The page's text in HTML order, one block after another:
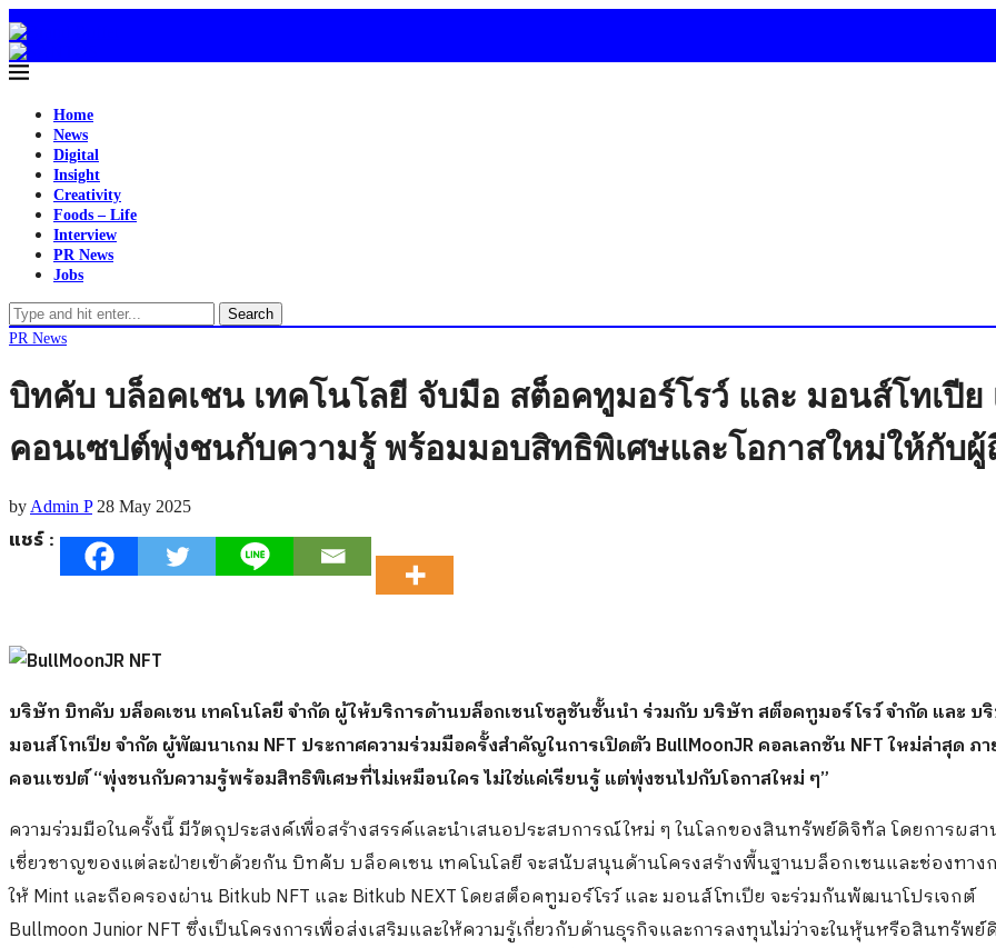
Home
News
Digital
Insight
Creativity
Foods – Life
Interview
PR News
Jobs
Search
PR News
บิทคับ บล็อคเชน เทคโนโลยี จับมือ สต็อคทูมอร์โรว์ และ มอนส์โทเปีย
คอนเซปต์พุ่งชนกับความรู้ พร้อมมอบสิทธิพิเศษและโอกาสใหม่ให้กับผู้
by Admin P 28 May 2025
แชร์ :
บริษัท บิทคับ บล็อคเชน เทคโนโลยี จำกัด ผู้ให้บริการด้านบล็อกเชนโซลูชันชั้นนำ ร่วมกับ บริษัท สต็อคทูมอร์โรว์ จำกัด และ บ
มอนส์โทเปีย จำกัด ผู้พัฒนาเกม NFT ประกาศความร่วมมือครั้งสำคัญในการเปิดตัว BullMoonJR คอลเลกชัน NFT ใหม่ล่าสุด ภา
คอนเซปต์ “พุ่งชนกับความรู้พร้อมสิทธิพิเศษที่ไม่เหมือนใคร ไม่ใช่แค่เรียนรู้ แต่พุ่งชนไปกับโอกาสใหม่ ๆ”
ความร่วมมือในครั้งนี้ มีวัตถุประสงค์เพื่อสร้างสรรค์และนำเสนอประสบการณ์ใหม่ ๆ ในโลกของสินทรัพย์ดิจิทัล โดยการผส
เชี่ยวชาญของแต่ละฝ่ายเข้าด้วยกัน บิทคับ บล็อคเชน เทคโนโลยี จะสนับสนุนด้านโครงสร้างพื้นฐานบล็อกเชนและช่องทาง
ให้ Mint และถือครองผ่าน Bitkub NFT และ Bitkub NEXT โดยสต็อคทูมอร์โรว์ และ มอนส์โทเปีย จะร่วมกันพัฒนาโปรเจกต์
Bullmoon Junior NFT ซึ่งเป็นโครงการเพื่อส่งเสริมและให้ความรู้เกี่ยวกับด้านธุรกิจและการลงทุนไม่ว่าจะในหุ้นหรือสินทรัพ